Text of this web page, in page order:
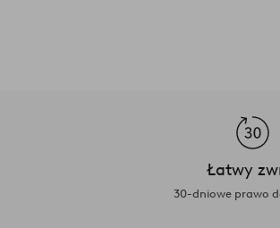
Łatwy
30-dniowe prawo